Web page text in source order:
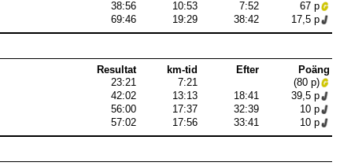
38:56 10:53 7:52
67 p
69:46 19:29 38:42 17,5 p
Resultat km-tid Efter
Poäng
23:21 7:21
(80 p)
42:02 13:13 18:41
39,5 p
56:00 17:37 32:39
10 p
57:02 17:56 33:41 10 p